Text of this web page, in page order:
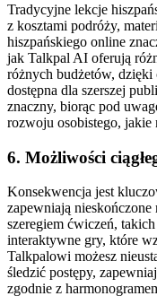
Tradycyjne lekcje
z kosztami podróży,
hiszpańskiego online
jak Talkpal AI oferują
różnych budżetów, dzięki
dostępna dla szerszej
znaczny, biorąc pod
rozwoju osobistego,
6. Możliwości
Konsekwencja jest
zapewniają
szeregiem ćwiczeń,
interaktywne gry, które
Talkpalowi możesz
śledzić postępy,
zgodnie z